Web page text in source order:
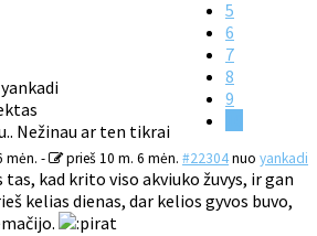
5
6
7
8
9
mėn. - prieš 10 m. 6 mėn. #22304nuo yankadi
Nežinau ar ten tikrai
kad krito viso akviuko žuvys, ir gan
kelias dienas, dar kelios gyvos buvo,